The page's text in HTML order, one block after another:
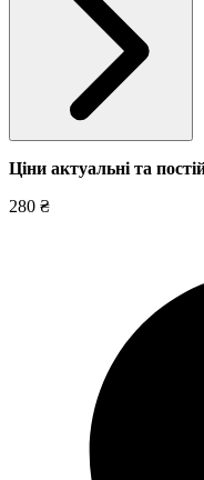
Ціни актуальні та
280 ₴